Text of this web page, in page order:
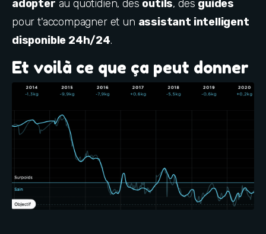
adopter au quotidien, des outils, des guides
pour t'accompagner et un assistant intelligent
disponible 24h/24.
Et voilà ce que ça peut donner